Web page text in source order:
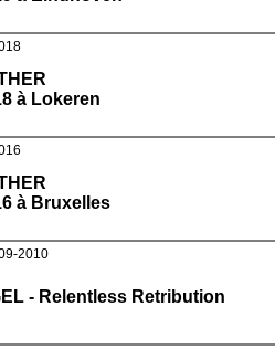
à Lokeren
à Bruxelles
2010
- Relentless Retribution